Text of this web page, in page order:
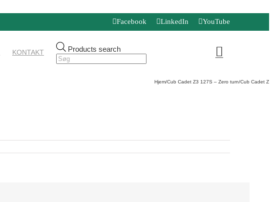
Facebook LinkedIn YouTube
KONTAKT Products search
Hjem/Cub Cadet Z3 127S – Zero turn/Cub Cadet